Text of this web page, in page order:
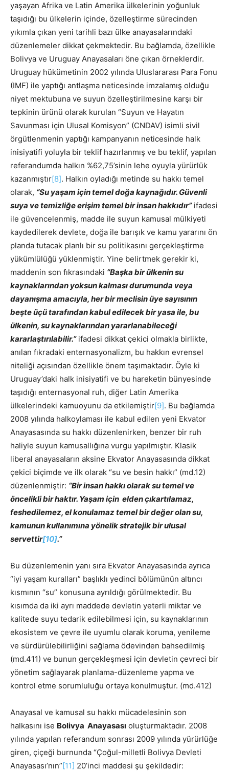
yaşayan Afrika ve Latin Amerika ülkelerinin yoğunluk
taşıdığı bu ülkelerin içinde, özelleştirme sürecinden
yıkımla çıkan yeni tarihli bazı ülke anayasalarındaki
düzenlemeler dikkat çekmektedir. Bu bağlamda, özellikle
Bolivya ve Uruguay Anayasaları öne çıkan örneklerdir.
Uruguay hükümetinin 2002 yılında Uluslararası Para Fonu
(IMF) ile yaptığı antlaşma neticesinde imzalamış olduğu
niyet mektubuna ve suyun özelleştirilmesine karşı bir
tepkinin ürünü olarak kurulan “Suyun ve Hayatın
Savunması için Ulusal Komisyon” (CNDAV) isimli sivil
örgütlenmenin yaptığı kampanyanın neticesinde halk
inisiyatifi yoluyla bir teklif hazırlanmış ve bu teklif, yapılan
referandumda halkın %62,75’sinin lehe oyuyla yürürlük
kazanmıştır[8]. Halkın oyladığı metinde su hakkı temel
olarak, “Su yaşam için temel doğa kaynağıdır. Güvenli
suya ve temizliğe erişim temel bir insan hakkıdır” ifadesi
ile güvencelenmiş, madde ile suyun kamusal mülkiyeti
kaydedilerek devlete, doğa ile barışık ve kamu yararını ön
planda tutacak planlı bir su politikasını gerçekleştirme
yükümlülüğü yüklenmiştir. Yine belirtmek gerekir ki,
maddenin son fıkrasındaki “Başka bir ülkenin su
kaynaklarından yoksun kalması durumunda veya
dayanışma amacıyla, her bir meclisin üye sayısının
beşte üçü tarafından kabul edilecek bir yasa ile, bu
ülkenin, su kaynaklarından yararlanabileceği
kararlaştırılabilir.” ifadesi dikkat çekici olmakla birlikte,
anılan fıkradaki enternasyonalizm, bu hakkın evrensel
niteliği açısından özellikle önem taşımaktadır. Öyle ki
Uruguay’daki halk inisiyatifi ve bu hareketin bünyesinde
taşıdığı enternasyonal ruh, diğer Latin Amerika
ülkelerindeki kamuoyunu da etkilemiştir[9]. Bu bağlamda
2008 yılında halkoylaması ile kabul edilen yeni Ekvator
Anayasasında su hakkı düzenlenirken, benzer bir ruh
haliyle suyun kamusallığına vurgu yapılmıştır. Klasik
liberal anayasaların aksine Ekvator Anayasasında dikkat
çekici biçimde ve ilk olarak “su ve besin hakkı” (md.12)
düzenlenmiştir: “Bir insan hakkı olarak su temel ve
öncelikli bir haktır. Yaşam için elden çıkartılamaz,
feshedilemez, el konulamaz temel bir değer olan su,
kamunun kullanımına yönelik stratejik bir ulusal
servettir[10].”
Bu düzenlemenin yanı sıra Ekvator Anayasasında ayrıca
“iyi yaşam kuralları” başlıklı yedinci bölümünün altıncı
kısmının “su” konusuna ayrıldığı görülmektedir. Bu
kısımda da iki ayrı maddede devletin yeterli miktar ve
kalitede suyu tedarik edilebilmesi için, su kaynaklarının
ekosistem ve çevre ile uyumlu olarak koruma, yenileme
ve sürdürülebilirliğini sağlama ödevinden bahsedilmiş
(md.411) ve bunun gerçekleşmesi için devletin çevreci bir
yönetim sağlayarak planlama-düzenleme yapma ve
kontrol etme sorumluluğu ortaya konulmuştur. (md.412)
Anayasal ve kamusal su hakkı mücadelesinin son
halkasını ise Bolivya Anayasası oluşturmaktadır. 2008
yılında yapılan referandum sonrası 2009 yılında yürürlüğe
giren, çiçeği burnunda “Çoğul-milletli Bolivya Devleti
Anayasası’nın”[11] 20’inci maddesi şu şekildedir: